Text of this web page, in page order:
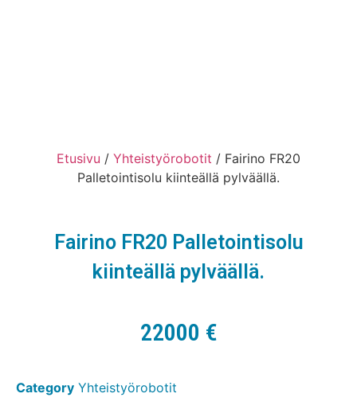
Etusivu / Yhteistyörobotit / Fairino FR20
Palletointisolu kiinteällä pylväällä.
Fairino FR20 Palletointisolu
kiinteällä pylväällä.
22000 €
Category Yhteistyörobotit